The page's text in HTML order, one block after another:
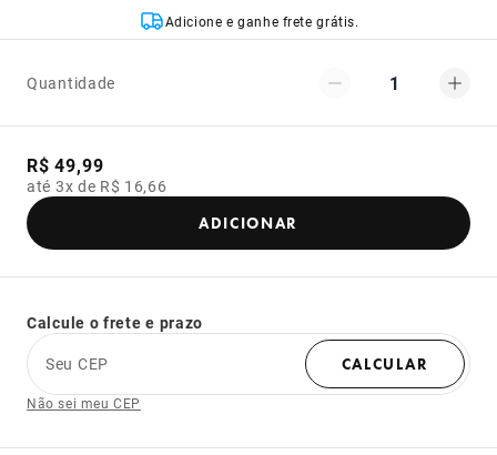
Adicione e ganhe frete grátis.
Quantidade 1
R$ 49,99
até 3x de R$ 16,66
ADICIONAR
Calcule o frete e prazo
Seu CEP
CALCULAR
Não sei meu CEP